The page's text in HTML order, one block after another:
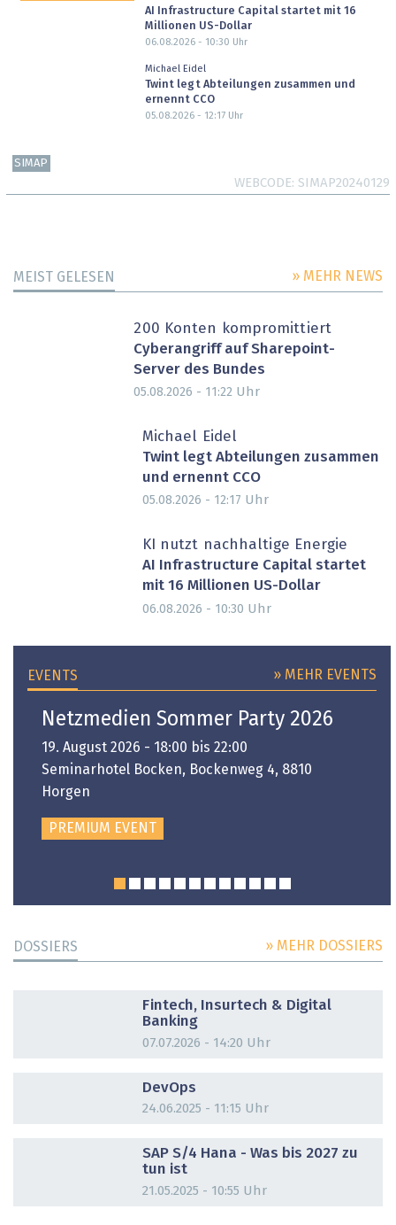
AI Infrastructure Capital startet mit 16
Millionen US-Dollar
06.08.2026 - 10:30 Uhr
Michael Eidel
Twint legt Abteilungen zusammen und
ernennt CCO
05.08.2026 - 12:17Uhr
SIMAP
WEBCODE SIMAP20240129
MEIST GELESEN » MEHR NEWS
200 Konten kompromittiert
Cyberangriff auf Sharepoint-
Server des Bundes
05.08.2026 - 11:22 Uhr
Michael Eidel
Twint legt Abteilungen zusammen
und ernennt CCO
05.08.2026 - 12:17 Uhr
KI nutzt nachhaltige Energie
AI Infrastructure Capital startet
mit 16 Millionen US-Dollar
06.08.2026 - 10:30 Uhr
EVENTS » MEHR EVENTS
Netzmedien Sommer Party 2026
19. August 2026 - 18:00 bis 22:00
Seminarhotel Bocken, Bockenweg 4, 8810
Horgen
PREMIUM EVENT
DOSSIERS » MEHR DOSSIERS
Fintech, Insurtech & Digital
Banking
07.07.2026 - 14:20 Uhr
DevOps
24.06.2025 - 11:15 Uhr
SAP S/4 Hana - Was bis 2027 zu
tun ist
21.05.2025 - 10:55 Uhr